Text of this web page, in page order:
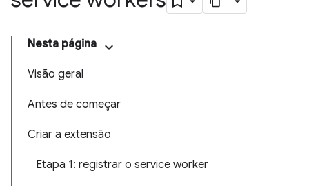
Nesta página
Visão geral
Antes de começar
Criar a extensão
Etapa 1: registrar o service worker